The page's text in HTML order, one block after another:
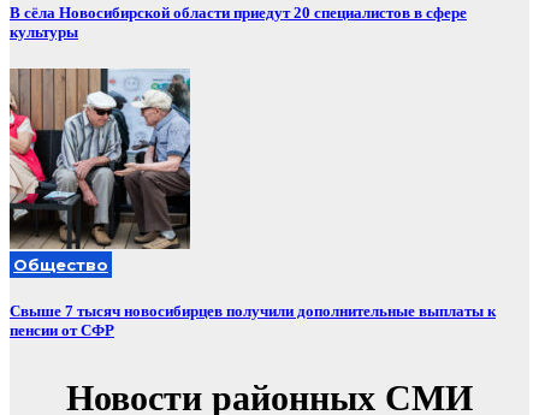
В сёла Новосибирской области приедут 20 специалистов в сфере
культуры
Общество
Свыше 7 тысяч новосибирцев получили дополнительные выплаты к
пенсии от СФР